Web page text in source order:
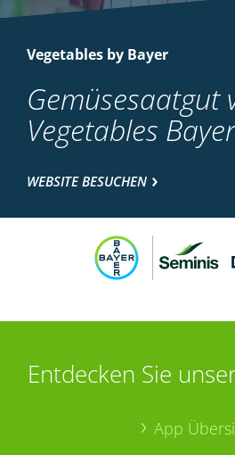
Vegetables by Bayer
Gemüsesaatgut
Vegetables Bayer
WEBSITE BESUCHEN
Entdecken Sie
App